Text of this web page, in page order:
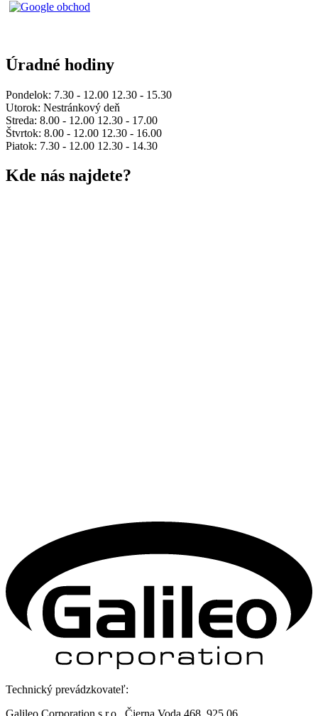
Úradné hodiny
Pondelok: 7.30 - 12.00 12.30 - 15.30
Utorok: Nestránkový deň
Streda: 8.00 - 12.00 12.30 - 17.00
Štvrtok: 8.00 - 12.00 12.30 - 16.00
Piatok: 7.30 - 12.00 12.30 - 14.30
Kde nás najdete?
Technický prevádzkovateľ:
Galileo Corporation s.r.o., Čierna Voda 468, 925 06